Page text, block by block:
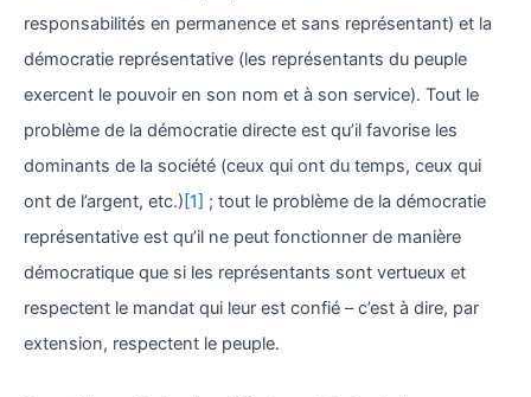
responsabilités en permanence et sans représentant) et la
démocratie représentative (les représentants du peuple
exercent le pouvoir en son nom et à son service). Tout le
problème de la démocratie directe est qu’il favorise les
dominants de la société (ceux qui ont du temps, ceux qui
ont de l’argent, etc.) [1] ; tout le problème de la démocratie
représentative est qu’il ne peut fonctionner de manière
démocratique que si les représentants sont vertueux et
respectent le mandat qui leur est confié – c’est à dire, par
extension, respectent le peuple.